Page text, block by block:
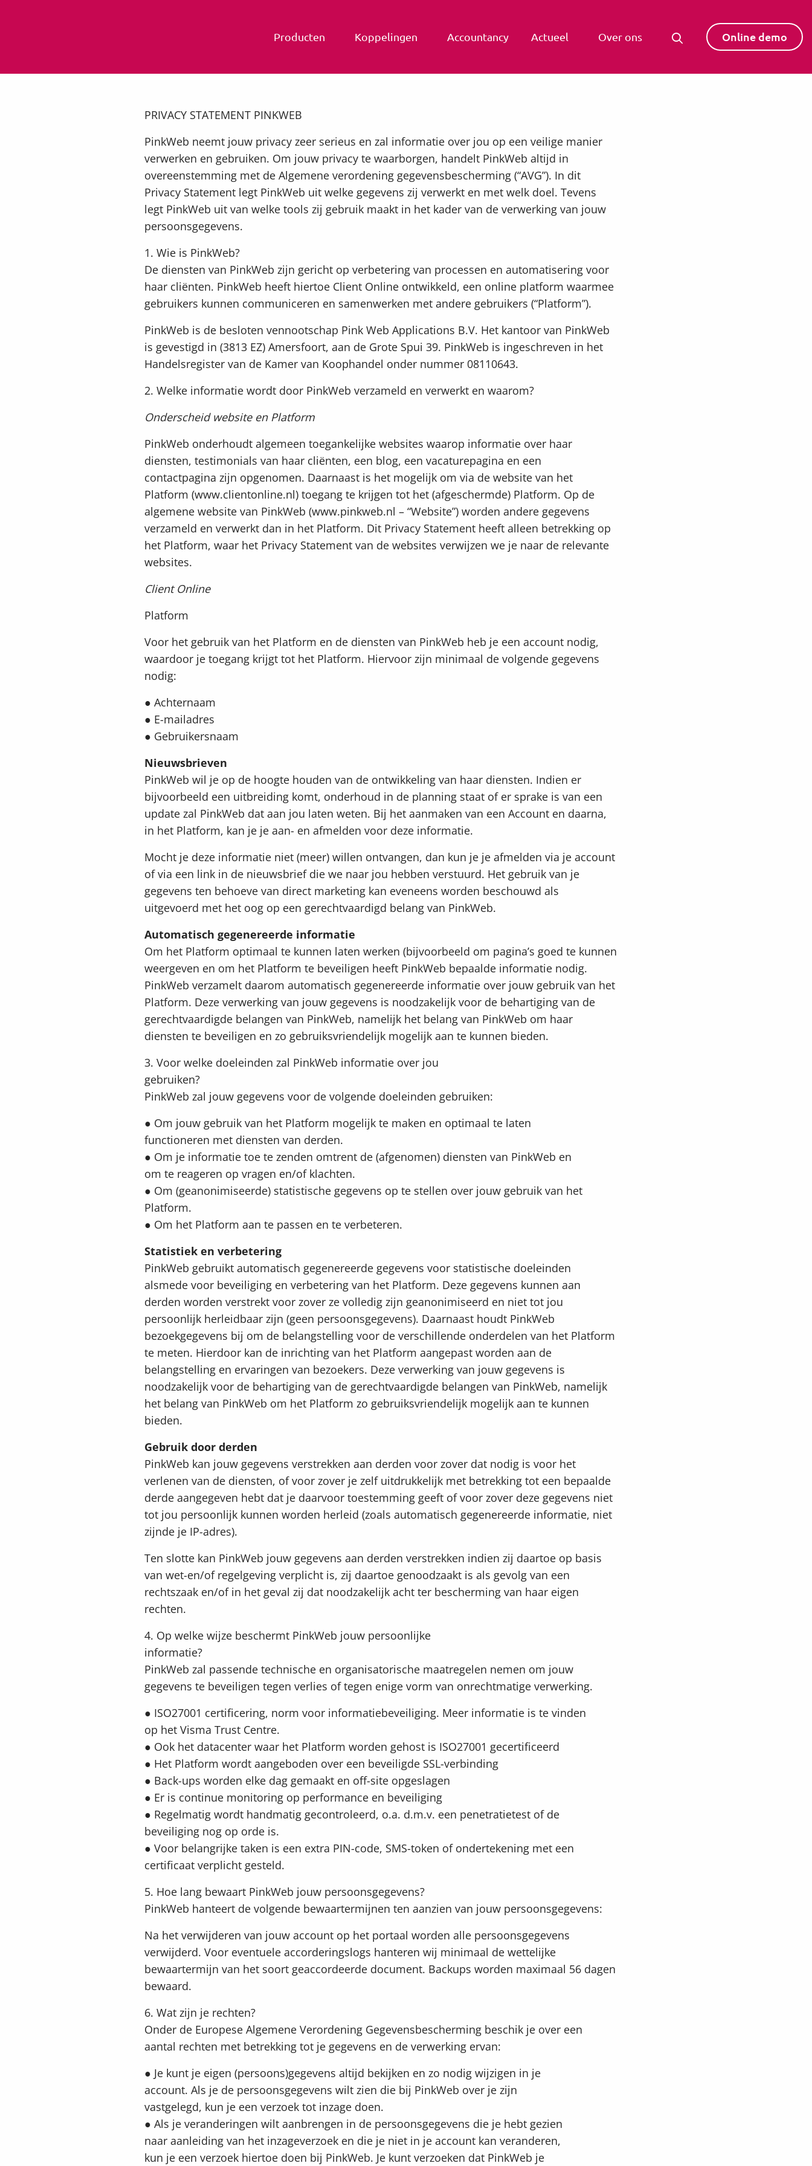
Producten Koppelingen Accountancy Actueel Over ons Online demo
PRIVACY STATEMENT PINKWEB
PinkWeb neemt jouw privacy zeer serieus en zal informatie over jou op een veilige manier
verwerken en gebruiken. Om jouw privacy te waarborgen, handelt PinkWeb altijd in
overeenstemming met de Algemene verordening gegevensbescherming (“AVG”). In dit
Privacy Statement legt PinkWeb uit welke gegevens zij verwerkt en met welk doel. Tevens
legt PinkWeb uit van welke tools zij gebruik maakt in het kader van de verwerking van jouw
persoonsgegevens.
1. Wie is PinkWeb?
De diensten van PinkWeb zijn gericht op verbetering van processen en automatisering voor
haar cliënten. PinkWeb heeft hiertoe Client Online ontwikkeld, een online platform waarmee
gebruikers kunnen communiceren en samenwerken met andere gebruikers (“Platform”).
PinkWeb is de besloten vennootschap Pink Web Applications B.V. Het kantoor van PinkWeb
is gevestigd in (3813 EZ) Amersfoort, aan de Grote Spui 39. PinkWeb is ingeschreven in het
Handelsregister van de Kamer van Koophandel onder nummer 08110643.
2. Welke informatie wordt door PinkWeb verzameld en verwerkt en waarom?
Onderscheid website en Platform
PinkWeb onderhoudt algemeen toegankelijke websites waarop informatie over haar
diensten, testimonials van haar cliënten, een blog, een vacaturepagina en een
contactpagina zijn opgenomen. Daarnaast is het mogelijk om via de website van het
Platform (www.clientonline.nl) toegang te krijgen tot het (afgeschermde) Platform. Op de
algemene website van PinkWeb (www.pinkweb.nl – “Website”) worden andere gegevens
verzameld en verwerkt dan in het Platform. Dit Privacy Statement heeft alleen betrekking op
het Platform, waar het Privacy Statement van de websites verwijzen we je naar de relevante
websites.
Client Online
Platform
Voor het gebruik van het Platform en de diensten van PinkWeb heb je een account nodig,
waardoor je toegang krijgt tot het Platform. Hiervoor zijn minimaal de volgende gegevens
nodig:
● Achternaam
● E-mailadres
● Gebruikersnaam
Nieuwsbrieven
PinkWeb wil je op de hoogte houden van de ontwikkeling van haar diensten. Indien er
bijvoorbeeld een uitbreiding komt, onderhoud in de planning staat of er sprake is van een
update zal PinkWeb dat aan jou laten weten. Bij het aanmaken van een Account en daarna,
in het Platform, kan je je aan- en afmelden voor deze informatie.
Mocht je deze informatie niet (meer) willen ontvangen, dan kun je je afmelden via je account
of via een link in de nieuwsbrief die we naar jou hebben verstuurd. Het gebruik van je
gegevens ten behoeve van direct marketing kan eveneens worden beschouwd als
uitgevoerd met het oog op een gerechtvaardigd belang van PinkWeb.
Automatisch gegenereerde informatie
Om het Platform optimaal te kunnen laten werken (bijvoorbeeld om pagina’s goed te kunnen
weergeven en om het Platform te beveiligen heeft PinkWeb bepaalde informatie nodig.
PinkWeb verzamelt daarom automatisch gegenereerde informatie over jouw gebruik van het
Platform. Deze verwerking van jouw gegevens is noodzakelijk voor de behartiging van de
gerechtvaardigde belangen van PinkWeb, namelijk het belang van PinkWeb om haar
diensten te beveiligen en zo gebruiksvriendelijk mogelijk aan te kunnen bieden.
3. Voor welke doeleinden zal PinkWeb informatie over jou
gebruiken?
PinkWeb zal jouw gegevens voor de volgende doeleinden gebruiken:
● Om jouw gebruik van het Platform mogelijk te maken en optimaal te laten
functioneren met diensten van derden.
● Om je informatie toe te zenden omtrent de (afgenomen) diensten van PinkWeb en
om te reageren op vragen en/of klachten.
● Om (geanonimiseerde) statistische gegevens op te stellen over jouw gebruik van het
Platform.
● Om het Platform aan te passen en te verbeteren.
Statistiek en verbetering
PinkWeb gebruikt automatisch gegenereerde gegevens voor statistische doeleinden
alsmede voor beveiliging en verbetering van het Platform. Deze gegevens kunnen aan
derden worden verstrekt voor zover ze volledig zijn geanonimiseerd en niet tot jou
persoonlijk herleidbaar zijn (geen persoonsgegevens). Daarnaast houdt PinkWeb
bezoekgegevens bij om de belangstelling voor de verschillende onderdelen van het Platform
te meten. Hierdoor kan de inrichting van het Platform aangepast worden aan de
belangstelling en ervaringen van bezoekers. Deze verwerking van jouw gegevens is
noodzakelijk voor de behartiging van de gerechtvaardigde belangen van PinkWeb, namelijk
het belang van PinkWeb om het Platform zo gebruiksvriendelijk mogelijk aan te kunnen
bieden.
Gebruik door derden
PinkWeb kan jouw gegevens verstrekken aan derden voor zover dat nodig is voor het
verlenen van de diensten, of voor zover je zelf uitdrukkelijk met betrekking tot een bepaalde
derde aangegeven hebt dat je daarvoor toestemming geeft of voor zover deze gegevens niet
tot jou persoonlijk kunnen worden herleid (zoals automatisch gegenereerde informatie, niet
zijnde je IP-adres).
Ten slotte kan PinkWeb jouw gegevens aan derden verstrekken indien zij daartoe op basis
van wet-en/of regelgeving verplicht is, zij daartoe genoodzaakt is als gevolg van een
rechtszaak en/of in het geval zij dat noodzakelijk acht ter bescherming van haar eigen
rechten.
4. Op welke wijze beschermt PinkWeb jouw persoonlijke
informatie?
PinkWeb zal passende technische en organisatorische maatregelen nemen om jouw
gegevens te beveiligen tegen verlies of tegen enige vorm van onrechtmatige verwerking.
● ISO27001 certificering, norm voor informatiebeveiliging. Meer informatie is te vinden
op het Visma Trust Centre.
● Ook het datacenter waar het Platform worden gehost is ISO27001 gecertificeerd
● Het Platform wordt aangeboden over een beveiligde SSL-verbinding
● Back-ups worden elke dag gemaakt en off-site opgeslagen
● Er is continue monitoring op performance en beveiliging
● Regelmatig wordt handmatig gecontroleerd, o.a. d.m.v. een penetratietest of de
beveiliging nog op orde is.
● Voor belangrijke taken is een extra PIN-code, SMS-token of ondertekening met een
certificaat verplicht gesteld.
5. Hoe lang bewaart PinkWeb jouw persoonsgegevens?
PinkWeb hanteert de volgende bewaartermijnen ten aanzien van jouw persoonsgegevens:
Na het verwijderen van jouw account op het portaal worden alle persoonsgegevens
verwijderd. Voor eventuele accorderingslogs hanteren wij minimaal de wettelijke
bewaartermijn van het soort geaccordeerde document. Backups worden maximaal 56 dagen
bewaard.
6. Wat zijn je rechten?
Onder de Europese Algemene Verordening Gegevensbescherming beschik je over een
aantal rechten met betrekking tot je gegevens en de verwerking ervan:
● Je kunt je eigen (persoons)gegevens altijd bekijken en zo nodig wijzigen in je
account. Als je de persoonsgegevens wilt zien die bij PinkWeb over je zijn
vastgelegd, kun je een verzoek tot inzage doen.
● Als je veranderingen wilt aanbrengen in de persoonsgegevens die je hebt gezien
naar aanleiding van het inzageverzoek en die je niet in je account kan veranderen,
kun je een verzoek hiertoe doen bij PinkWeb. Je kunt verzoeken dat PinkWeb je